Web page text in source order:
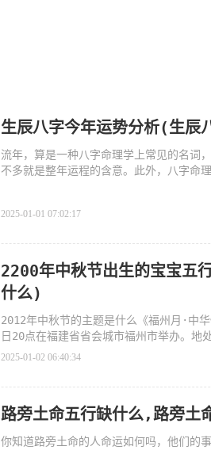
生辰八字今年运势分析(生辰
流年，算是一种八字命理学上常见的名词
不多就是整年运程的含意。此外，八字命
2025-01-01 07:02:17
2200年中秋节出生的宝宝五
什么)
2012年中秋节的主题是什么《福州月·中
日20点在福建省省会城市福州市举办。地
史的文
2025-01-02 06:40:34
路旁土命五行缺什么,路旁土
你知道路旁土命的人命运如何吗，他们的